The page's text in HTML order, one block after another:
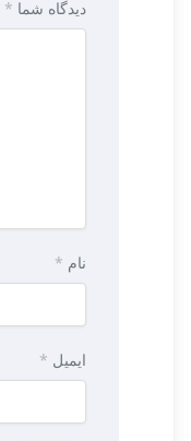
دیدگاه شما *
نام *
ایمیل *